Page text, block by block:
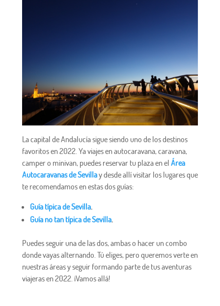
La capital de Andalucía sigue siendo uno de los destinos
favoritos en 2022. Ya viajes en autocaravana, caravana,
camper o minivan, puedes reservar tu plaza en el Área
Autocaravanas de Sevillay desde allí visitar los lugares que
te recomendamos en estas dos guías:
Guía típica de Sevilla.
Guía no tan típica de Sevilla.
Puedes seguir una de las dos, ambas o hacer un combo
donde vayas alternando. Tú eliges, pero queremos verte en
nuestras áreas y seguir formando parte de tus aventuras
viajeras en 2022. ¡Vamos allá!